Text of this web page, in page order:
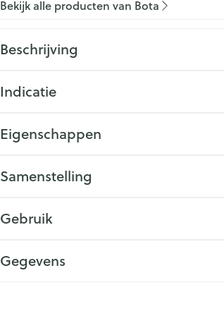
Bekijk alle producten van Bota
Beschrijving
Indicatie
Eigenschappen
Samenstelling
Gebruik
Gegevens